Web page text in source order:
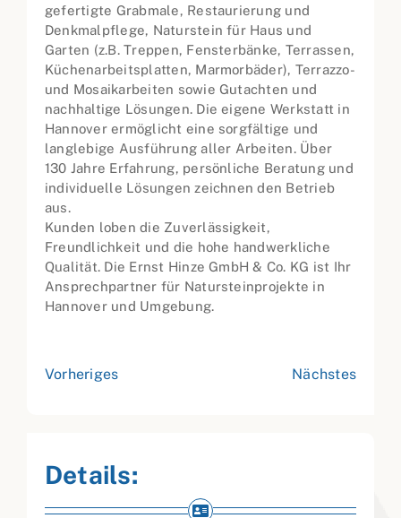
gefertigte Grabmale, Restaurierung und
Denkmalpflege, Naturstein für Haus und
Garten (z.B. Treppen, Fensterbänke, Terrassen,
Küchenarbeitsplatten, Marmorbäder), Terrazzo-
und Mosaikarbeiten sowie Gutachten und
nachhaltige Lösungen. Die eigene Werkstatt in
Hannover ermöglicht eine sorgfältige und
langlebige Ausführung aller Arbeiten. Über
130 Jahre Erfahrung, persönliche Beratung und
individuelle Lösungen zeichnen den Betrieb
aus.
Kunden loben die Zuverlässigkeit,
Freundlichkeit und die hohe handwerkliche
Qualität. Die Ernst Hinze GmbH & Co. KG ist Ihr
Ansprechpartner für Natursteinprojekte in
Hannover und Umgebung.
Vorheriges Nächstes
Details: